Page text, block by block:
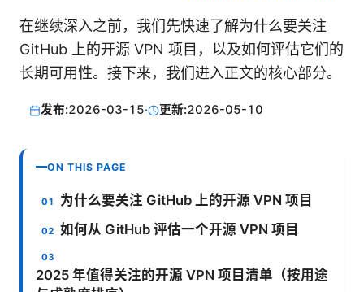
在继续深入之前，我们先快速了解为什么要关注
GitHub 上的开源 VPN 项目，以及如何评估它们的
长期可用性。接下来，我们进入正文的核心部分。
发布:2026-03-15· 更新:2026-05-10
ON THIS PAGE
为什么要关注 GitHub 上的开源 VPN 项目
如何从 GitHub 评估一个开源 VPN 项目
2025 年值得关注的开源 VPN 项目清单（按用途